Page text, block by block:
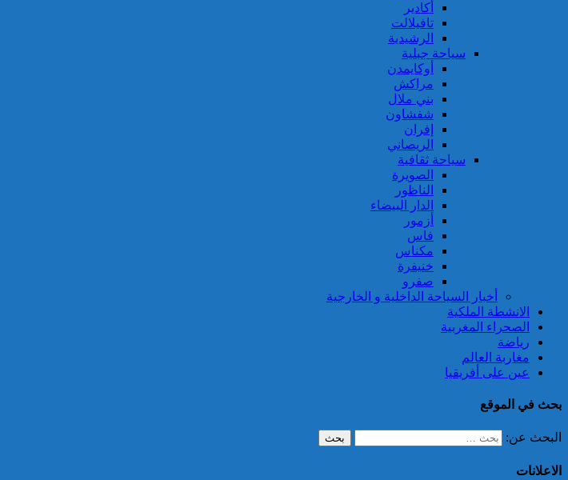
أكادير
تافيلالت
الرشيدية
سياحة جبلية
أوكايمدن
مراكش
بني ملال
شفشاون
إفران
الريصاني
سياحة ثقافية
الصويرة
الناظور
الدار البيضاء
أزمور
فاس
مكناس
خنيفرة
صفرو
أخبار السياحة الداخلية و الخارجية
الانشطة الملكية
الصحراء المغربية
رياضة
مغاربة العالم
عين على أفريقيا
بحث في الموقع
البحث عن:
الاعلانات